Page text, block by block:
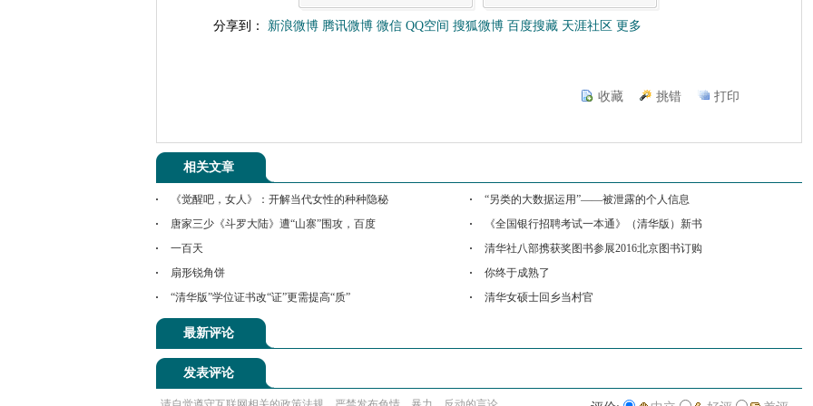
分享到： 新浪微博 腾讯微博 微信 QQ空间 搜狐微博 百度搜藏 天涯社区 更多
收藏 挑错 打印
相关文章
《觉醒吧，女人》：开解当代女性的种种隐秘
“另类的大数据运用”——被泄露的个人信息
唐家三少《斗罗大陆》遭“山寨”围攻，百度
《全国银行招聘考试一本通》（清华版）新书
一百天
清华社八部携获奖图书参展2016北京图书订购
扇形锐角饼
你终于成熟了
“清华版”学位证书改“证”更需提高“质”
清华女硕士回乡当村官
最新评论
发表评论